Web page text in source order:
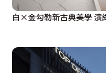
白×金勾勒新古典美學 演